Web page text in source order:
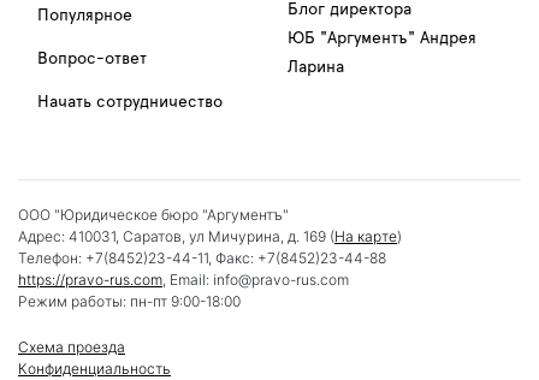
Популярное
Вопрос-ответ
Начать сотрудничество
Блог директора
ЮБ "Аргументъ" Андрея
Ларина
ООО "Юридическое бюро "Аргументъ"
Адрес: 410031, Саратов, ул Мичурина, д. 169 (На карте)
Телефон: +7(8452)23-44-11, Факс: +7(8452)23-44-88
https://pravo-rus.com, Email: info@pravo-rus.com
Режим работы: пн-пт 9:00-18:00
Схема проезда
Конфиденциальность